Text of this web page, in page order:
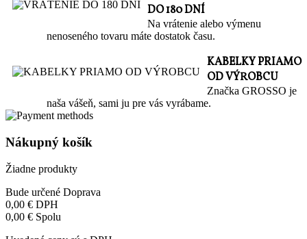
DO 180 DNÍ
Na vrátenie alebo výmenu
nenoseného tovaru máte dostatok času.
KABELKY PRIAMO
OD VÝROBCU
Značka GROSSO je
naša vášeň, sami ju pre vás vyrábame.
Nákupný košík
Žiadne produkty
Bude určené Doprava
0,00 € DPH
0,00 € Spolu